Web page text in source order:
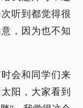
听到都觉得很
，因为也不知
会和同学们来
阳，大家看到